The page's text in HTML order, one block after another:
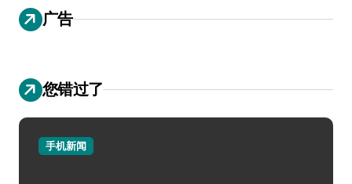
广告
您错过了
手机新闻